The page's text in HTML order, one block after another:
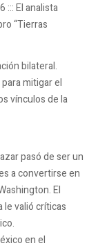
::: El analista
“Tierras
bilateral.
mitigar el
vínculos de la
pasó de ser un
a convertirse en
El
valió críticas
en el